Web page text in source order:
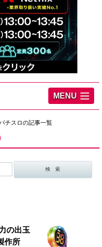
MENU
チスロの記事一覧
の出玉
作所